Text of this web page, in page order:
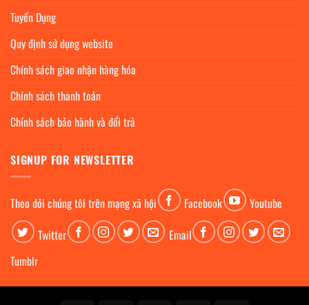
Tuyển Dụng
Quy định sử dụng website
Chính sách giao nhận hàng hóa
Chính sách thanh toán
Chính sách bảo hành và đổi trả
SIGNUP FOR NEWSLETTER
Theo dỏi chúng tôi trên mạng xã hội Facebook
Youtube
Twitter
Email
Tumblr